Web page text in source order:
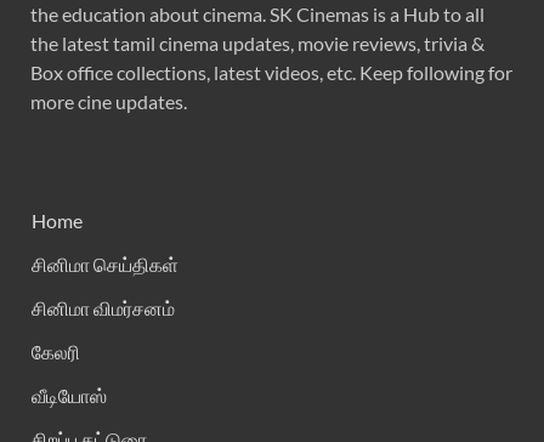
the education about cinema. SK Cinemas is a Hub to all
the latest tamil cinema updates, movie reviews, trivia &
Box office collections, latest videos, etc. Keep following for
more cine updates.
Home
சினிமா செய்திகள்
சினிமா விமர்சனம்
கேலரி
வீடியோஸ்